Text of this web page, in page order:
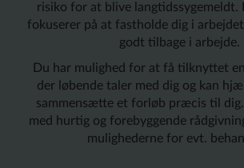
risiko for at blive langtidssygemeldt.
fokuserer på at fastholde dig i
godt tilbage i arbejde.
Du har mulighed for at få tilknyttet
der løbende taler med dig og kan
sammensætte et forløb præcis til
med hurtig og forebyggende
mulighederne for evt.